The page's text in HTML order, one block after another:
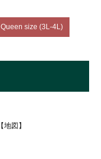
Queen size (3L-4L)
【地図】